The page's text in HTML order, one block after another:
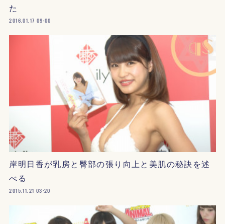
た
2016.01.17 09:00
岸明日香が乳房と臀部の張り向上と美肌の秘訣を述
べる
2015.11.21 03:20